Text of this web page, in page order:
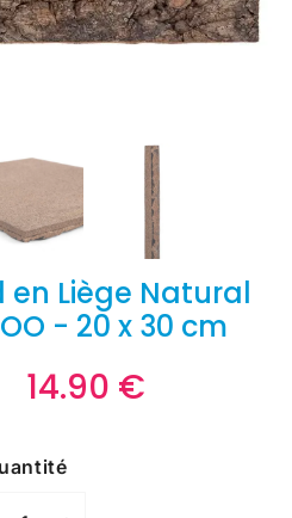
en Liège Natural
- 20 x 30 cm
14.90 €